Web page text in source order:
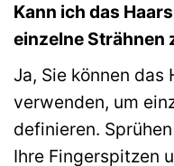
Kann ich das
einzelne Strähnen
Ja, Sie können das
verwenden, um
definieren.
Ihre Fingerspitzen